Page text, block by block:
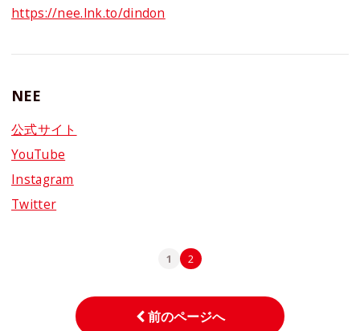
https://nee.lnk.to/dindon
NEE
公式サイト
YouTube
Instagram
Twitter
1 2
前のページへ